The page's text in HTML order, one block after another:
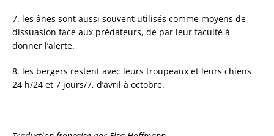
7. les ânes sont aussi souvent utilisés comme moyens de
dissuasion face aux prédateurs, de par leur faculté à
donner l’alerte.
8. les bergers restent avec leurs troupeaux et leurs chiens
24 h/24 et 7 jours/7, d’avril à octobre.